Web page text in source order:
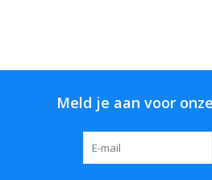
Meld je aan voor